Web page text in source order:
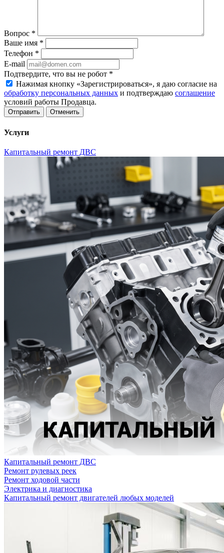
Вопрос *
Ваше имя *
Телефон *
E-mail
Подтвердите, что вы не робот *
Нажимая кнопку «Зарегистрироваться», я даю согласие на
обработку персональных данных и подтверждаю соглашение
условий работы Продавца.
Отменить
Услуги
Капитальный ремонт ДВС
Капитальный ремонт ДВС
Ремонт рулевых реек
Ремонт ходовой части
Электрика и диагностика
Капитальный ремонт двигателей любых моделей